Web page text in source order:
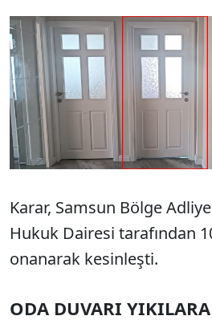
Karar, Samsun Bölge
Hukuk Dairesi tarafından
onanarak kesinleşti.
ODA DUVARI